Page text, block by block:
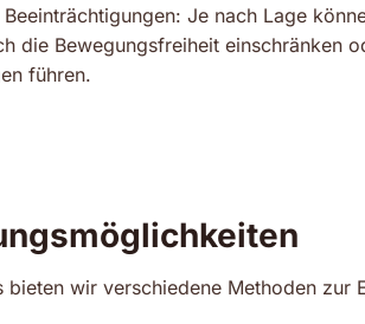
Beeinträchtigungen: Je nach Lage
die Bewegungsfreiheit einschränken
führen.
bieten wir verschiedene Methoden zur